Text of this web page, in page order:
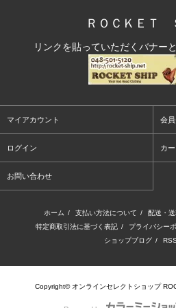
ＲＯＣＫＥＴ
リンクを貼っていただくバナー
マイアカウント 会
ログイン カ
お問い合わせ
ホーム / 支払い方法について / 配送・
特定商取引法に基づく表記 / プライバシー
ショップブログ / RSS
Copyright© オンラインセレクトショップ